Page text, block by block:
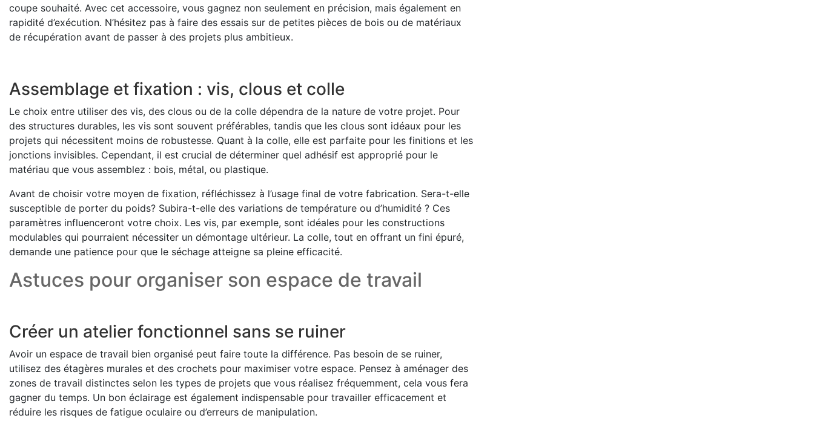
coupe souhaité. Avec cet accessoire, vous gagnez non seulement en précision, mais également en
rapidité d’exécution. N’hésitez pas à faire des essais sur de petites pièces de bois ou de matériaux
de récupération avant de passer à des projets plus ambitieux.
Assemblage et fixation : vis, clous et colle
Le choix entre utiliser des vis, des clous ou de la colle dépendra de la nature de votre projet. Pour
des structures durables, les vis sont souvent préférables, tandis que les clous sont idéaux pour les
projets qui nécessitent moins de robustesse. Quant à la colle, elle est parfaite pour les finitions et les
jonctions invisibles. Cependant, il est crucial de déterminer quel adhésif est approprié pour le
matériau que vous assemblez : bois, métal, ou plastique.
Avant de choisir votre moyen de fixation, réfléchissez à l’usage final de votre fabrication. Sera-t-elle
susceptible de porter du poids? Subira-t-elle des variations de température ou d’humidité ? Ces
paramètres influenceront votre choix. Les vis, par exemple, sont idéales pour les constructions
modulables qui pourraient nécessiter un démontage ultérieur. La colle, tout en offrant un fini épuré,
demande une patience pour que le séchage atteigne sa pleine efficacité.
Astuces pour organiser son espace de travail
Créer un atelier fonctionnel sans se ruiner
Avoir un espace de travail bien organisé peut faire toute la différence. Pas besoin de se ruiner,
utilisez des étagères murales et des crochets pour maximiser votre espace. Pensez à aménager des
zones de travail distinctes selon les types de projets que vous réalisez fréquemment, cela vous fera
gagner du temps. Un bon éclairage est également indispensable pour travailler efficacement et
réduire les risques de fatigue oculaire ou d’erreurs de manipulation.